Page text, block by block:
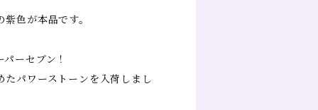
色が本品です。
ーセブン！
たパワーストーンを入荷しまし